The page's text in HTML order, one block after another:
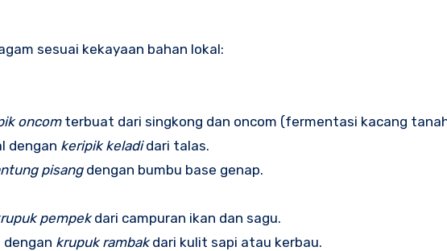
sesuai kekayaan bahan lokal:
oncomterbuat dari singkong dan oncom (fermentasi kacang
dengan keripik keladidari talas.
pisangdengan bumbu base genap.
pempekdari campuran ikan dan sagu.
dengan krupuk rambakdari kulit sapi atau kerbau.